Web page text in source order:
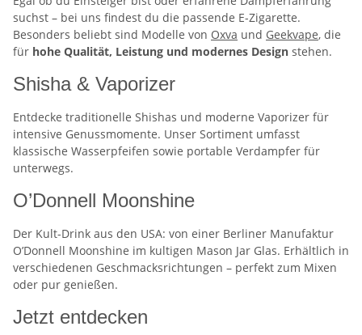
suchst – bei uns findest du die passende E-Zigarette.
Besonders beliebt sind Modelle von Oxva und Geekvape, die
für hohe Qualität, Leistung und modernes Design stehen.
Shisha & Vaporizer
Entdecke traditionelle Shishas und moderne Vaporizer für
intensive Genussmomente. Unser Sortiment umfasst
klassische Wasserpfeifen sowie portable Verdampfer für
unterwegs.
O’Donnell Moonshine
Der Kult-Drink aus den USA: von einer Berliner Manufaktur
O’Donnell Moonshine im kultigen Mason Jar Glas. Erhältlich in
verschiedenen Geschmacksrichtungen – perfekt zum Mixen
oder pur genießen.
Jetzt entdecken